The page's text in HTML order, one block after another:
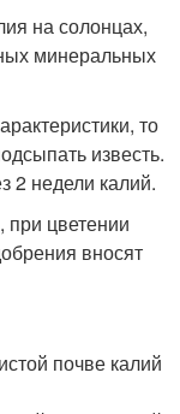
на солонцах,
минеральных
то
известь.
2 недели калий.
цветении
вносят
почве калий